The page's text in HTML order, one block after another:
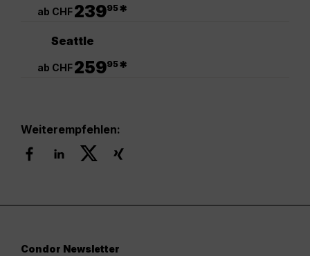
ab CHF23995*
Seattle
ab CHF25995*
Weiterempfehlen:
Condor Newsletter